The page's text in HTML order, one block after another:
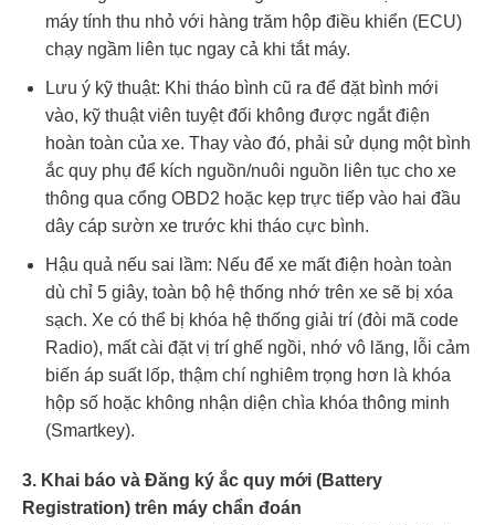
máy tính thu nhỏ với hàng trăm hộp điều khiển (ECU)
chạy ngầm liên tục ngay cả khi tắt máy.
Lưu ý kỹ thuật: Khi tháo bình cũ ra để đặt bình mới
vào, kỹ thuật viên tuyệt đối không được ngắt điện
hoàn toàn của xe. Thay vào đó, phải sử dụng một bình
ắc quy phụ để kích nguồn/nuôi nguồn liên tục cho xe
thông qua cổng OBD2 hoặc kẹp trực tiếp vào hai đầu
dây cáp sườn xe trước khi tháo cực bình.
Hậu quả nếu sai lầm: Nếu để xe mất điện hoàn toàn
dù chỉ 5 giây, toàn bộ hệ thống nhớ trên xe sẽ bị xóa
sạch. Xe có thể bị khóa hệ thống giải trí (đòi mã code
Radio), mất cài đặt vị trí ghế ngồi, nhớ vô lăng, lỗi cảm
biến áp suất lốp, thậm chí nghiêm trọng hơn là khóa
hộp số hoặc không nhận diện chìa khóa thông minh
(Smartkey).
3. Khai báo và Đăng ký ắc quy mới (Battery
Registration) trên máy chẩn đoán